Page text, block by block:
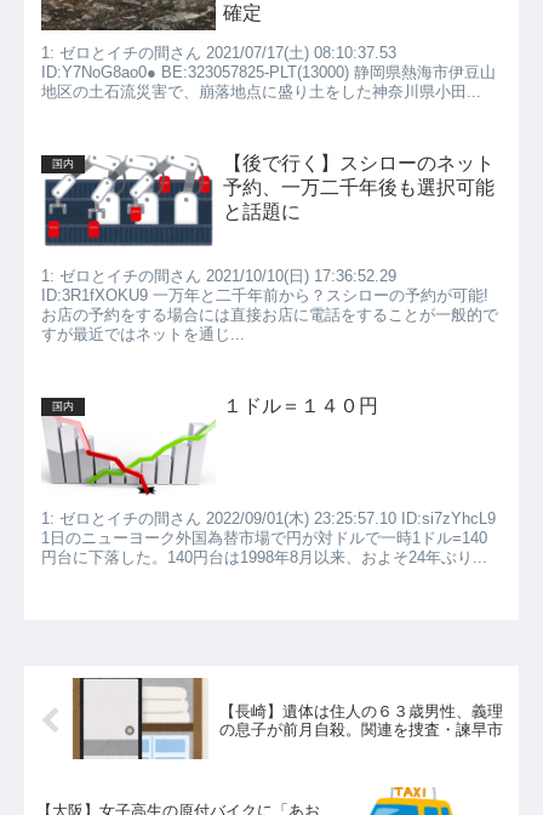
確定
1: ゼロとイチの間さん 2021/07/17(土) 08:10:37.53
ID:Y7NoG8ao0● BE:323057825-PLT(13000) 静岡県熱海市伊豆山
地区の土石流災害で、崩落地点に盛り土をした神奈川県小田...
国内
【後で行く】スシローのネット
予約、一万二千年後も選択可能
と話題に
1: ゼロとイチの間さん 2021/10/10(日) 17:36:52.29
ID:3R1fXOKU9 一万年と二千年前から？スシローの予約が可能!
お店の予約をする場合には直接お店に電話をすることが一般的で
すが最近ではネットを通じ...
国内 １ドル＝１４０円
1: ゼロとイチの間さん 2022/09/01(木) 23:25:57.10 ID:si7zYhcL9
1日のニューヨーク外国為替市場で円が対ドルで一時1ドル=140
円台に下落した。140円台は1998年8月以来、およそ24年ぶり...
【長崎】遺体は住人の６３歳男性、義理
の息子が前月自殺。関連を捜査・諫早市
【大阪】女子高生の原付バイクに「あお